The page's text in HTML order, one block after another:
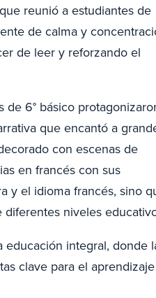
reunió a estudiantes de
de calma y
de leer y reforzando el
6° básico
que encantó a
con escenas de
en francés con sus
y el idioma francés, sino
niveles
educación integral, donde
clave para el